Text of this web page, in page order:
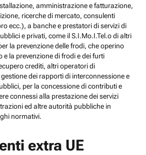
amministrazione e fatturazione,
ricerche di mercato, consulenti
ecc.), a banche e prestatori di servizi di
e privati, come il S.I.Mo.I.Tel.o di altri
la prevenzione delle frodi, che operino
e la prevenzione di frodi e dei furti
crediti, altri operatori di
dei rapporti di interconnessione e
per la concessione di contributi e
connessi alla prestazione dei servizi
ed altre autorità pubbliche in
normativi.
extra UE